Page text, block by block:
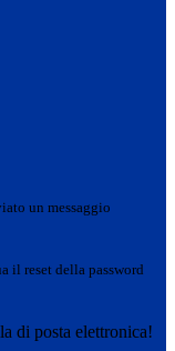
un messaggio
il reset della password
di posta elettronica!